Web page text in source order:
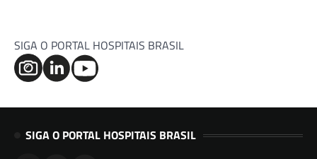
SIGA O PORTAL HOSPITAIS BRASIL
SIGA O PORTAL HOSPITAIS BRASIL